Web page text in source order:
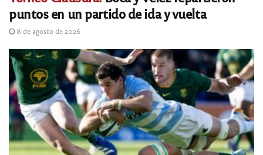
puntos en un partido de ida y vuelta
8 de agosto de 2026